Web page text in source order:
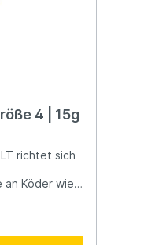
4 | 15g
richtet sich
an Köder wie
Rollen,